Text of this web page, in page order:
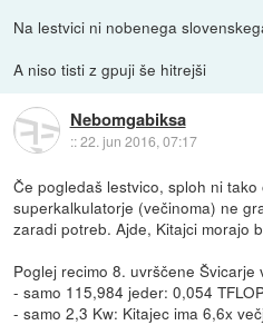
Na lestvici ni nobenega
A niso tisti z gpuji še hitrejši
Nebomgabiksa
::22. jun 2016, 07:17
Če pogledaš lestvico, sploh ni
superkalkulatorje (večinoma) ne
zaradi potreb. Ajde, Kitajci morajo
Poglej recimo 8. uvrščene Švicarje
- samo 115,984 jeder: 0,054
- samo 2,3 Kw: Kitajec ima 6,6x